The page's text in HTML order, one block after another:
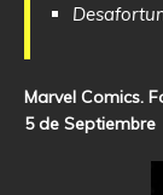
Marvel Comics.
5 de Septiembre